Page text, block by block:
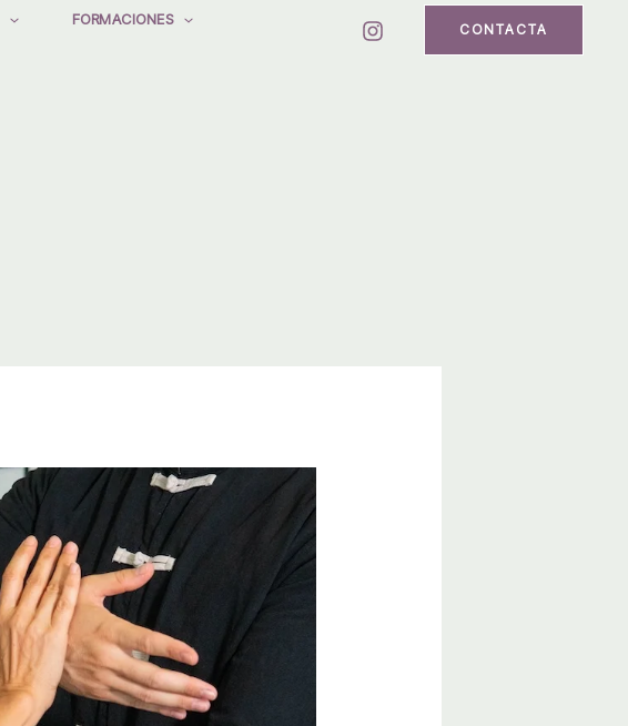
FORMACIONES
CONTACTA